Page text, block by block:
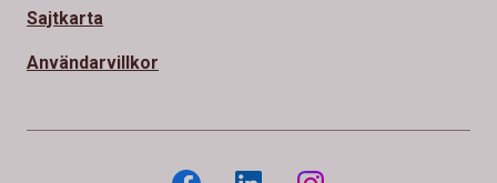
Sajtkarta
Användarvillkor